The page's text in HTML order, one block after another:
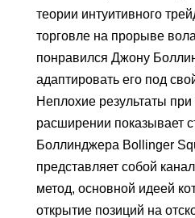
теории интуитивного
торговле на прорыве
понравился Джону
адаптировать его под
Неплохие результаты
расширении показывает
Боллинджера Bollinger
представляет собой
метод, основной идеей
открытие позиций на